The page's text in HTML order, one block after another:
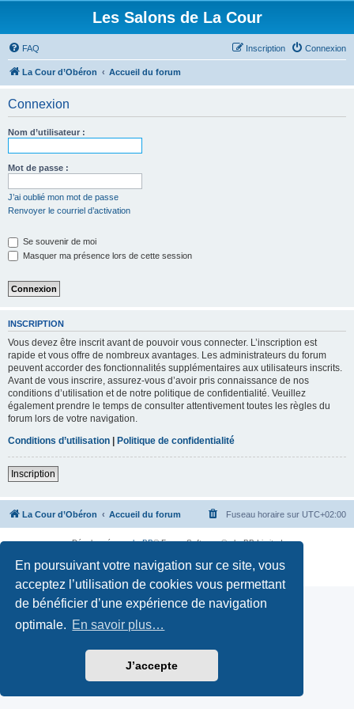
En poursuivant votre navigation sur ce site, vous
acceptez l’utilisation de cookies vous permettant
de bénéficier d’une expérience de navigation
optimale. En savoir plus…
J’accepte
Les Salons de La Cour
FAQ Connexion
Inscription
La Cour d’Obéron Accueil du forum
Connexion
Nom d’utilisateur :
Mot de passe :
J’ai oublié mon mot de passe
Renvoyer le courriel d’activation
Se souvenir de moi
Masquer ma présence lors de cette session
INSCRIPTION
Vous devez être inscrit avant de pouvoir vous connecter. L’inscription est
rapide et vous offre de nombreux avantages. Les administrateurs du forum
peuvent accorder des fonctionnalités supplémentaires aux utilisateurs inscrits.
Avant de vous inscrire, assurez-vous d’avoir pris connaissance de nos
conditions d’utilisation et de notre politique de confidentialité. Veuillez
également prendre le temps de consulter attentivement toutes les règles du
forum lors de votre navigation.
Conditions d’utilisation | Politique de confidentialité
Inscription
La Cour d’Obéron Accueil du forum Fuseau horaire sur UTC+02:00
Développé parphpBB® Forum Software © phpBB Limited
Confidentialité| Conditions